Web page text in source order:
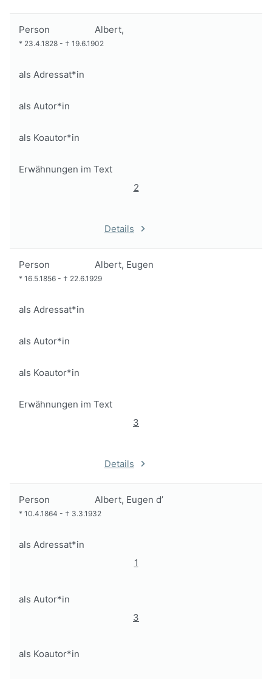
Person Albert,
* 23.4.1828 - † 19.6.1902
als Adressat*in
als Autor*in
als Koautor*in
Erwähnungen im Text
2
Details
Person Albert, Eugen
* 16.5.1856 - † 22.6.1929
als Adressat*in
als Autor*in
als Koautor*in
Erwähnungen im Text
3
Details
Person Albert, Eugen d’
* 10.4.1864 - † 3.3.1932
als Adressat*in
1
als Autor*in
3
als Koautor*in